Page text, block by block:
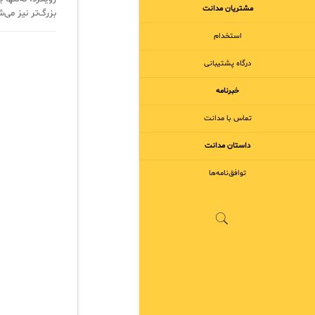
مشتریان مدانت
استخدام
درگاه پشتیبانی
خبرنامه
تماس با مدانت
داستان مدانت
توافق‌نامه‌ها
بزرگ‌تر نیز